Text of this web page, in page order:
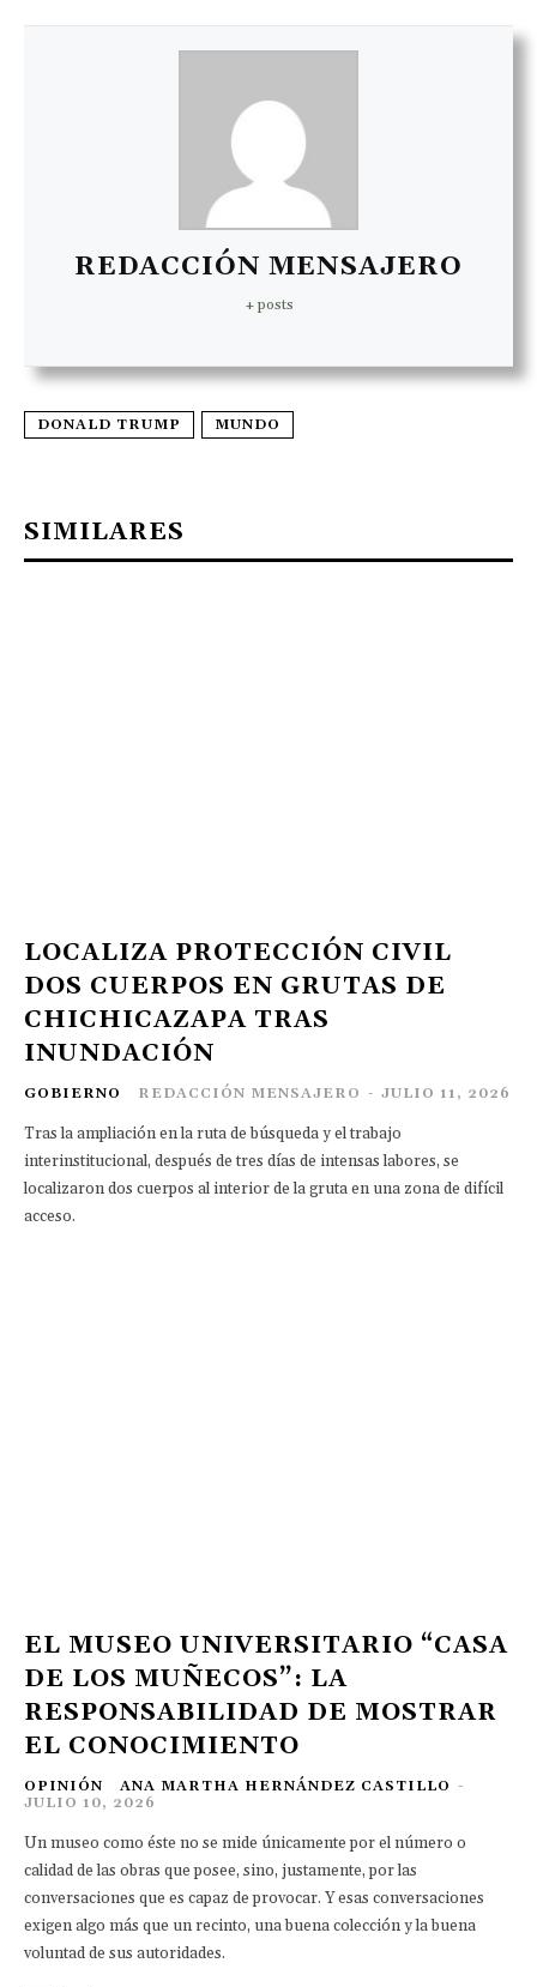
REDACCIÓN MENSAJERO
+ posts
DONALD TRUMP MUNDO
SIMILARES
LOCALIZA PROTECCIÓN CIVIL
DOS CUERPOS EN GRUTAS DE
CHICHICAZAPA TRAS
INUNDACIÓN
GOBIERNO REDACCIÓN MENSAJERO - JULIO 11, 2026
Tras la ampliación en la ruta de búsqueda y el trabajo
interinstitucional, después de tres días de intensas labores, se
localizaron dos cuerpos al interior de la gruta en una zona de difícil
acceso.
EL MUSEO UNIVERSITARIO “CASA
DE LOS MUÑECOS”: LA
RESPONSABILIDAD DE MOSTRAR
EL CONOCIMIENTO
OPINIÓN ANA MARTHA HERNÁNDEZ CASTILLO -
JULIO 10, 2026
Un museo como éste no se mide únicamente por el número o
calidad de las obras que posee, sino, justamente, por las
conversaciones que es capaz de provocar. Y esas conversaciones
exigen algo más que un recinto, una buena colección y la buena
voluntad de sus autoridades.